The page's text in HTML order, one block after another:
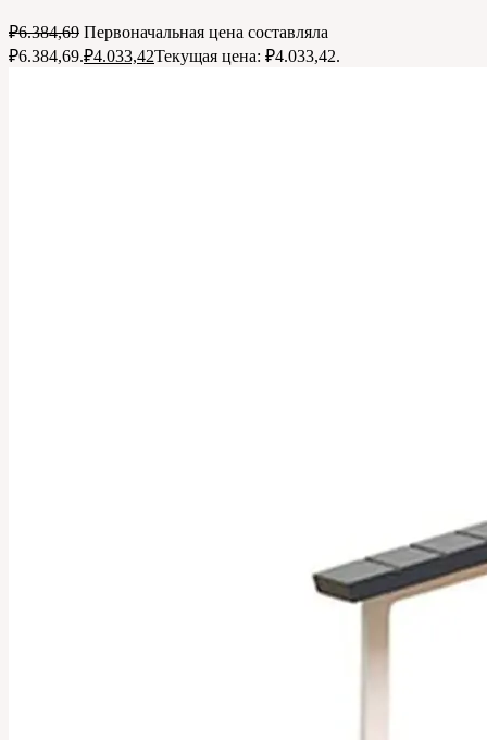
₽6.384,69 Первоначальная цена составляла
₽6.384,69.₽4.033,42Текущая цена: ₽4.033,42.